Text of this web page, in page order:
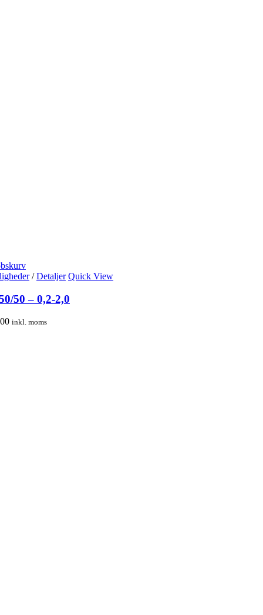
/ Detaljer Quick View
50 – 0,2-2,0
inkl. moms